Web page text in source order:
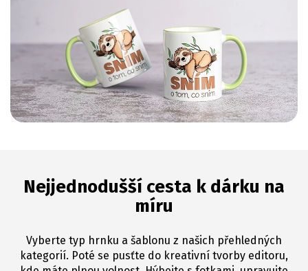
Nejjednodušší cesta k dárku na
míru
Vyberte typ hrnku a šablonu z našich přehledných
kategorií. Poté se pusťte do kreativní tvorby editoru,